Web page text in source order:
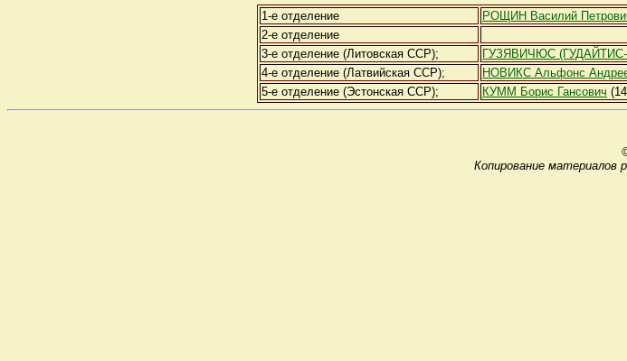
1-е отделение РОЩИН Василий
2-е отделение
3-е отделение (Литовская ССР);
ГУЗЯВИЧЮС (ГУДАЙТИС-
4-е отделение (Латвийская ССР);
НОВИКС Альфонс
5-е отделение (Эстонская ССР);
КУММ Борис Гансович
Копирование материалов